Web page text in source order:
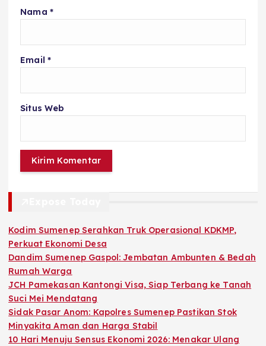
Nama *
Email *
Situs Web
Kodim Sumenep Serahkan Truk Operasional KDKMP,
Perkuat Ekonomi Desa
Dandim Sumenep Gaspol: Jembatan Ambunten & Bedah
Rumah Warga
JCH Pamekasan Kantongi Visa, Siap Terbang ke Tanah
Suci Mei Mendatang
Sidak Pasar Anom: Kapolres Sumenep Pastikan Stok
Minyakita Aman dan Harga Stabil
10 Hari Menuju Sensus Ekonomi 2026: Menakar Ulang